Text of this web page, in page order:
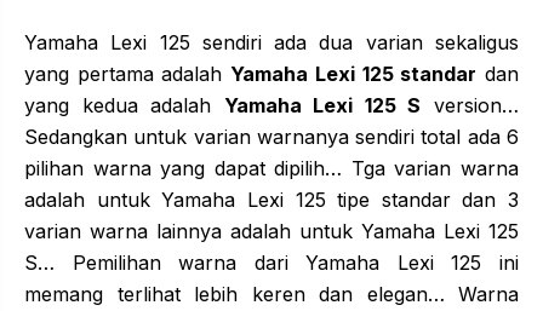
Yamaha Lexi 125 sendiri ada dua varian sekaligus
yang pertama adalah Yamaha Lexi 125 standar dan
yang kedua adalah Yamaha Lexi 125 S version…
Sedangkan untuk varian warnanya sendiri total ada 6
pilihan warna yang dapat dipilih… Tga varian warna
adalah untuk Yamaha Lexi 125 tipe standar dan 3
varian warna lainnya adalah untuk Yamaha Lexi 125
S… Pemilihan warna dari Yamaha Lexi 125 ini
memang terlihat lebih keren dan elegan… Warna